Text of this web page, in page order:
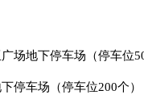
场地下停车场（停车位50
停车场（停车位200个）